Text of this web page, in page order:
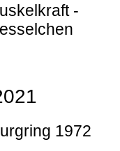
-
1972